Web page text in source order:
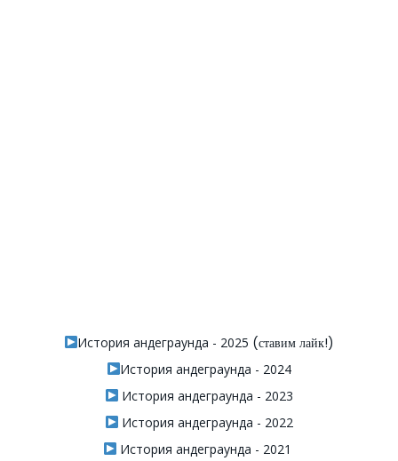
История андеграунда - 2025 (ставим лайк!)
История андеграунда - 2024
История андеграунда - 2023
История андеграунда - 2022
История андеграунда - 2021